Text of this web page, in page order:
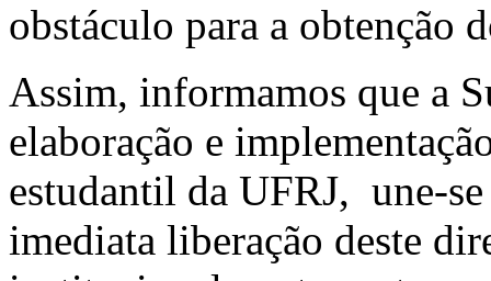
obstáculo para a
Assim, informamos que a
elaboração e
estudantil da UFRJ, une-se
imediata liberação deste